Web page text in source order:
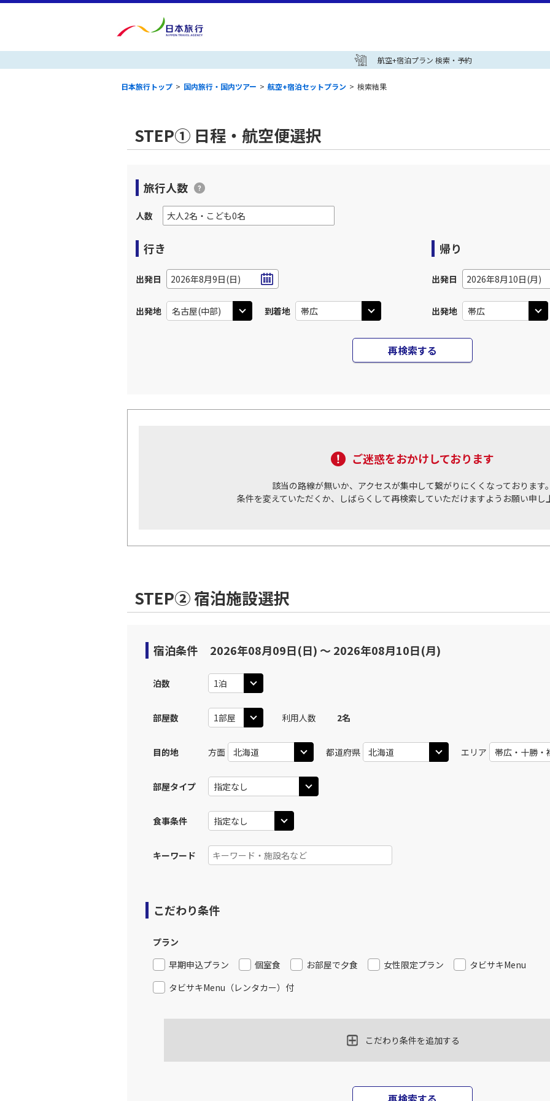
航空+宿泊プラン 検索・予約
日本旅行トップ > 国内旅行・国内ツアー > 航空+宿泊セットプラン > 検索結果
STEP① 日程・航空便選択
旅行人数
人数
行き
出発日 2026年8月9日(日)
出発地 到着地
帰り
出発日 2026年8月10日(月)
出発地
再検索する
ご迷惑をおかけしております
宿泊条件 2026年08月09日(日) 〜 2026年08月10日(月)
泊数
部屋数 利用人数 2名
目的地 方面
部屋タイプ
食事条件
こだわり条件
プラン